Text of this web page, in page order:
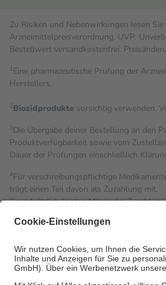
Zu Risiken und Nebenwirkungen lesen
Arzneimittelpreisverordnung. UVP:
Bestell­wert versand­kosten­frei.
1Eine pharmazeutische Prüfung der
Herstellers.
2Biozidprodukte vorsichtig verwenden.
3Die Übergabe deiner Bestellung an den
Produktverfügbarkeit sowie vom
Dauer der Prüfungen einschließlich
4Für verschreibungspflichtige
trägt einen Teil davon als Zuzahlung mit.
Grundsätzlich leisten Mitglieder
Diese Regeln gelten grundsätzlich auch
Um das Engagement der Versicherten
• Kindern und Jugendlichen bis zum
• Untersuchungen zur Vorsorge und